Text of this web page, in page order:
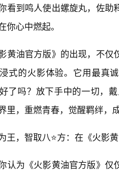
看到鸣人使出螺旋丸，佐
你心中燃起。
黄油官方版》的出现，不
式的火影体验。它用最真
了吗？放下手中的一切，
里，重燃青春，觉醒羁绊，
王，智取八⭐方：在《火影
认为《火影黄油官方版》仅